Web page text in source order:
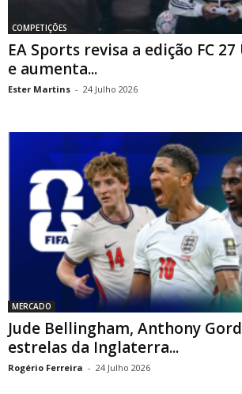
COMPETIÇÕES
EA Sports revisa a edição FC
e aumenta...
Ester Martins - 24 Julho 2026
MERCADO
Jude Bellingham, Anthony
estrelas da Inglaterra...
Rogério Ferreira - 24 Julho 2026